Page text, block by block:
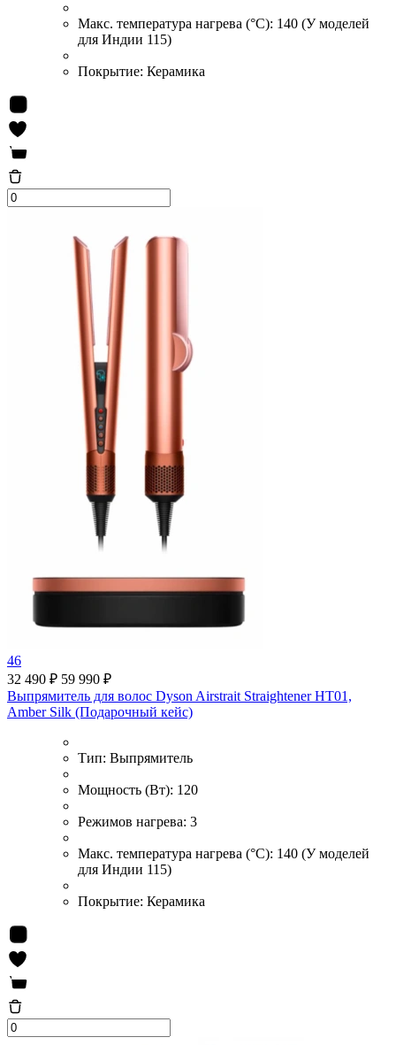
Макс. температура нагрева (°С): 140 (У моделей
для Индии 115)
Покрытие: Керамика
46
32 490 ₽ 59 990 ₽
Выпрямитель для волос Dyson Airstrait Straightener HT01,
Amber Silk (Подарочный кейс)
Тип: Выпрямитель
Мощность (Вт): 120
Режимов нагрева: 3
Макс. температура нагрева (°С): 140 (У моделей
для Индии 115)
Покрытие: Керамика